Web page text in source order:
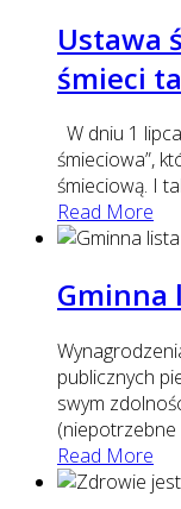
Ustawa
śmieci
W dniu 1
śmieciowa”,
śmieciową. I
Read More
Gminna
publicznych
swym
(niepotrzebne
Read More